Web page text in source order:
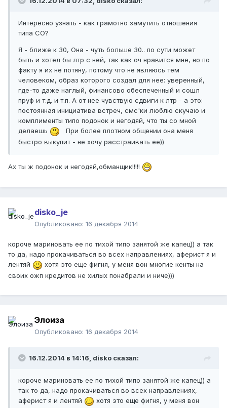
Интересно узнать - как грамотно замутить отношения
типа СО?
Я - ближе к 30, Она - чуть больше 30.. по сути может
быть и хотел бы лтр с ней, так как оч нравится мне, но по
факту я их не потяну, потому что не являюсь тем
человеком, образ которого создал для нее: уверенный,
где-то даже наглый, финансово обеспеченный и сошл
пруф и т.д. и т.п. А от нее чувствую сдвиги к лтр - а это:
постоянная инициатива встреч, смс'ки люблю скучаю и
комплименты типо подонок и негодяй, что ты со мной
делаешь
При более плотном общении она меня
быстро выкупит - не хочу расстраивать ее))
Ах ты ж подонок и негодяй,обманщик!!!!!
disko_je
Опубликовано: 16 декабря 2014
короче мариновать ее по тихой типо занятой же капец)) а так
то да, надо прокачиваться во всех направлениях, аферист я и
лентяй
хотя это еще фигня, у меня вон многие кенты на
своих ожп кредитов не хилых понабрали и ниче)))
Элоиза
Опубликовано: 16 декабря 2014
16.12.2014 в 14:16, disko сказал:
короче мариновать ее по тихой типо занятой же капец)) а
так то да, надо прокачиваться во всех направлениях,
аферист я и лентяй
хотя это еще фигня, у меня вон